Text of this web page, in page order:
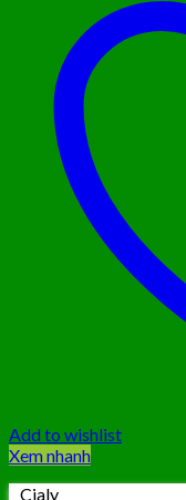
Add to wishlist
Xem nhanh
Cialy